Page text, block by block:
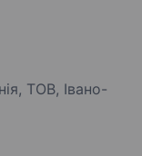
ТОВ, Івано-